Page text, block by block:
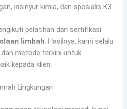
insinyur kimia, dan spesialis K3.
pelatihan dan sertifikasi
limbah. Hasilnya, kami selalu
metode terkini untuk
kepada klien.
Lingkungan